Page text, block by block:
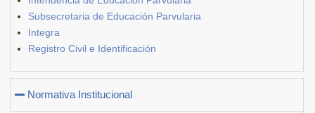
Subsecretaria de Educación Parvularia
Integra
Registro Civil e Identificación
Normativa Institucional